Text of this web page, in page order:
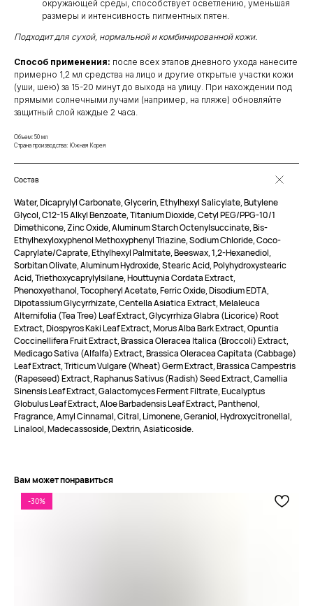
окружающей среды, способствует осветлению, уменьшая
размеры и интенсивность пигментных пятен.
Подходит для сухой, нормальной и комбинированной кожи.
Способ применения: после всех этапов дневного ухода нанесите
примерно 1,2 мл средства на лицо и другие открытые участки кожи
(уши, шею) за 15-20 минут до выхода на улицу. При нахождении под
прямыми солнечными лучами (например, на пляже) обновляйте
защитный слой каждые 2 часа.
Объем: 50 мл
Страна производства: Южная Корея
Состав
Water, Dicaprylyl Carbonate, Glycerin, Ethylhexyl Salicylate, Butylene
Glycol, C12-15 Alkyl Benzoate, Titanium Dioxide, Cetyl PEG/PPG-10/1
Dimethicone, Zinc Oxide, Aluminum Starch Octenylsuccinate, Bis-
Ethylhexyloxyphenol Methoxyphenyl Triazine, Sodium Chloride, Coco-
Caprylate/Caprate, Ethylhexyl Palmitate, Beeswax, 1,2-Hexanediol,
Sorbitan Olivate, Aluminum Hydroxide, Stearic Acid, Polyhydroxystearic
Acid, Triethoxycaprylylsilane, Houttuynia Cordata Extract,
Phenoxyethanol, Tocopheryl Acetate, Ferric Oxide, Disodium EDTA,
Dipotassium Glycyrrhizate, Centella Asiatica Extract, Melaleuca
Alternifolia (Tea Tree) Leaf Extract, Glycyrrhiza Glabra (Licorice) Root
Extract, Diospyros Kaki Leaf Extract, Morus Alba Bark Extract, Opuntia
Coccinellifera Fruit Extract, Brassica Oleracea Italica (Broccoli) Extract,
Medicago Sativa (Alfalfa) Extract, Brassica Oleracea Capitata (Cabbage)
Leaf Extract, Triticum Vulgare (Wheat) Germ Extract, Brassica Campestris
(Rapeseed) Extract, Raphanus Sativus (Radish) Seed Extract, Camellia
Sinensis Leaf Extract, Galactomyces Ferment Filtrate, Eucalyptus
Globulus Leaf Extract, Aloe Barbadensis Leaf Extract, Panthenol,
Fragrance, Amyl Cinnamal, Citral, Limonene, Geraniol, Hydroxycitronellal,
Linalool, Madecassoside, Dextrin, Asiaticoside.
Вам может понравиться
-30%
ТЕЛЕФОН
+7 961 246-28-88
АДРЕСА
г.Иваново
ОБЩИЕ КОНТАКТЫ
Мы ВКонтакте
КЛИЕНТАМ
Контакты
Оплата и доставка
Политика обработки
персональных данных
Публичная оферта